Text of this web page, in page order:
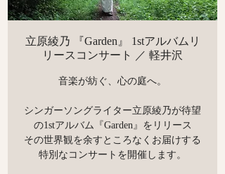
立原綾乃 『Garden』 1stアルバムリ
リースコンサート ／ 軽井沢
音楽が紡ぐ、心の庭へ。
シンガーソングライター立原綾乃が待望
の1stアルバム『Garden』をリリース
その世界観を余すところなくお届けする
特別なコンサートを開催します。